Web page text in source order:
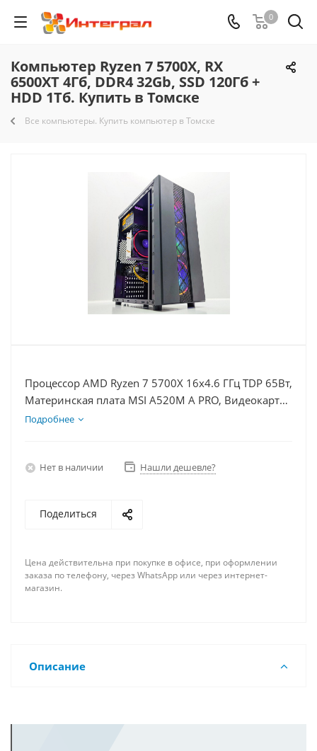
0
Компьютер Ryzen 7 5700X, RX
6500XT 4Гб, DDR4 32Gb, SSD 120Гб +
HDD 1Тб. Купить в Томске
Все компьютеры. Купить компьютер в Томске
Процессор AMD Ryzen 7 5700X 16x4.6 ГГц TDP 65Вт,
Материнская плата MSI A520M A PRO, Видеокарта
RX 6500XT 4Гб, Память DDR4 32Gb, Диски
Подробнее
Нет в наличии Нашли дешевле?
Поделиться
Цена действительна при покупке в офисе, при оформлении
заказа по телефону, через WhatsApp или через интернет-
магазин.
Описание